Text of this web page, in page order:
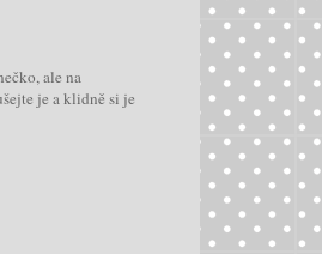
ale na
je a klidně si je